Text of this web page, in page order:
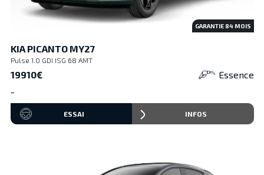
GARANTIE 84MOIS
KIA PICANTO MY27
Pulse 1.0 GDI ISG 68 AMT
19910€
Essence
-
ESSAI INFOS